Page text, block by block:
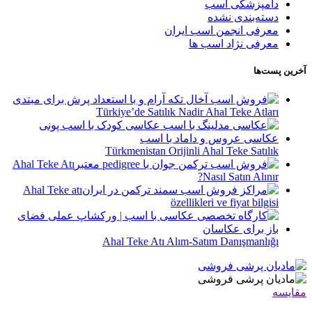
دامپزشکی اسب
دسته‌بندی نشده
معرفی انجمن اسب ایران
معرفی نژاد اسب ها
آخرین پست‌ها
Türkiye’de Satılık Nadir Ahal Teke Atları
Türkmenistan Orijinli Ahal Teke Satılık
Ahal Teke Atı
Nasıl Satın Alınır?
Ahal Teke atı
özellikleri ve fiyat bilgisi
Ahal Teke Atı Alım-Satım Danışmanlığı
مقایسه